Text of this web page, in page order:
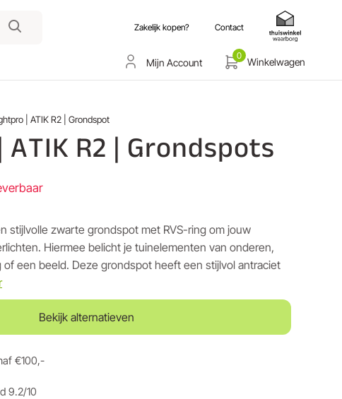
Zakelijk kopen? Contact
Mijn Account
0
Winkelwagen
| ATIK R2 | Grondspot
R2 | Grondspots
stijlvolle zwarte grondspot met RVS-ring om jouw
Hiermee belicht je tuinelementen van onderen,
of een beeld. Deze grondspot heeft een stijlvol antraciet
Bekijk alternatieven
€100,-
9.2/10